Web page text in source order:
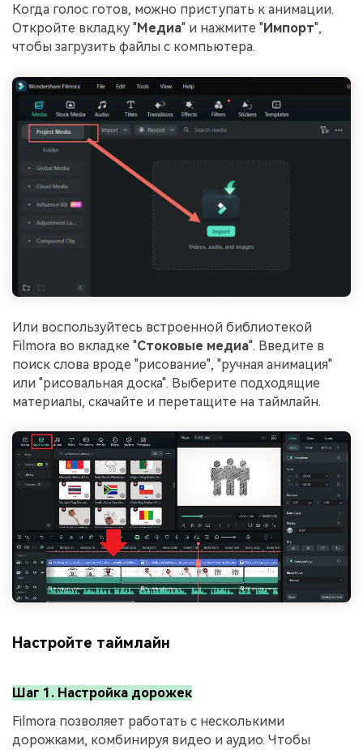
Когда голос готов, можно приступать к анимации.
Откройте вкладку "Медиа" и нажмите "Импорт",
чтобы загрузить файлы с компьютера.
Или воспользуйтесь встроенной библиотекой
Filmora во вкладке "Стоковые медиа". Введите в
поиск слова вроде "рисование", "ручная анимация"
или "рисовальная доска". Выберите подходящие
материалы, скачайте и перетащите на таймлайн.
Настройте таймлайн
Шаг 1. Настройка дорожек
Filmora позволяет работать с несколькими
дорожками, комбинируя видео и аудио. Чтобы